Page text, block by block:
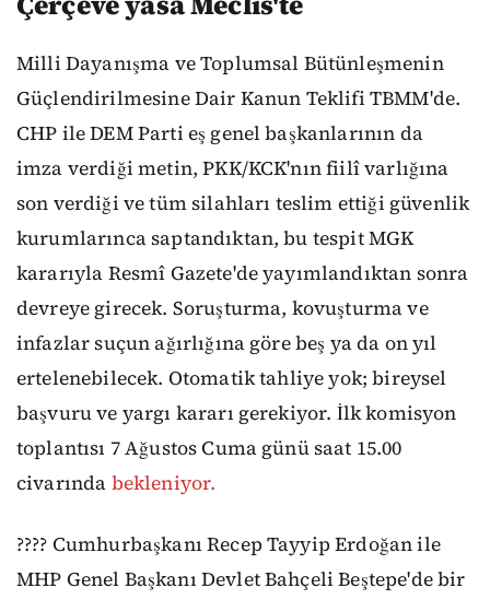
Milli Dayanışma ve Toplumsal Bütünleşmenin
Güçlendirilmesine Dair Kanun Teklifi TBMM'de.
CHP ile DEM Parti eş genel başkanlarının da
imza verdiği metin, PKK/KCK'nın fiilî varlığına
son verdiği ve tüm silahları teslim ettiği güvenlik
kurumlarınca saptandıktan, bu tespit MGK
kararıyla Resmî Gazete'de yayımlandıktan sonra
devreye girecek. Soruşturma, kovuşturma ve
infazlar suçun ağırlığına göre beş ya da on yıl
ertelenebilecek. Otomatik tahliye yok; bireysel
başvuru ve yargı kararı gerekiyor. İlk komisyon
toplantısı 7 Ağustos Cuma günü saat 15.00
civarında bekleniyor.
???? Cumhurbaşkanı Recep Tayyip Erdoğan ile
MHP Genel Başkanı Devlet Bahçeli Beştepe'de bir